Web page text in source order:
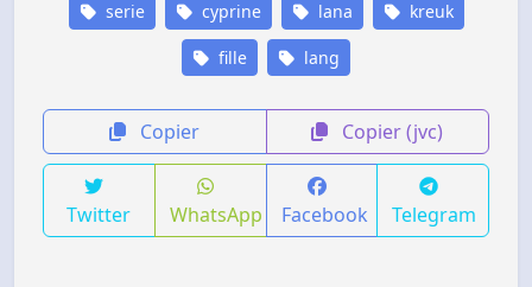
serie cyprine lana kreuk
fille lang
Copier Copier (jvc)
Twitter WhatsApp Facebook Telegram